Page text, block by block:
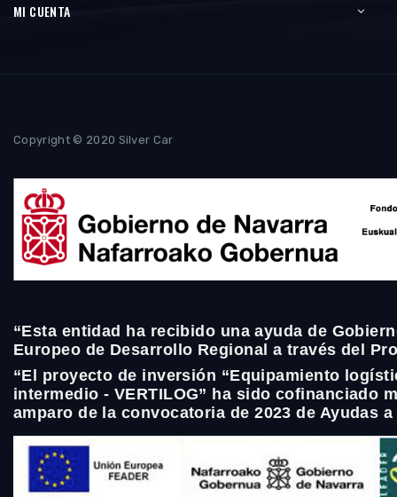
MI CUENTA
Copyright © 2020 Silver Car
“Esta entidad ha recibido una ayuda de
Europeo de Desarrollo Regional a través del
“El proyecto de inversión “Equipamiento
intermedio - VERTILOG” ha sido cofinanciado
amparo de la convocatoria de 2023 de Ayudas